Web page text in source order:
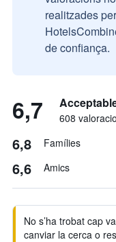
realitzades
de confiança.
6,7 608
6,8 Famílies
6,6 Amics
No s’ha trobat cap
canviar la cerca o